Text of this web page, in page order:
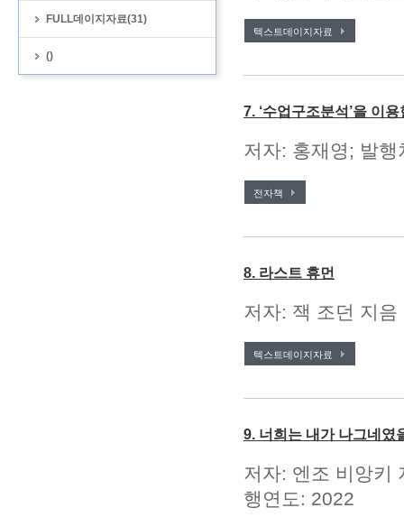
FULL데이지자료(31)
()
텍스트데이지자료
7. ‘수업구조분석’을 이
저자: 홍재영; 발
전자책
8. 라스트 휴먼
저자: 잭 조던 지
텍스트데이지자료
9. 너희는 내가 나그네였
저자: 엔조 비앙키
행연도: 2022